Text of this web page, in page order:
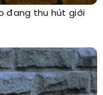
đang thu hút giới